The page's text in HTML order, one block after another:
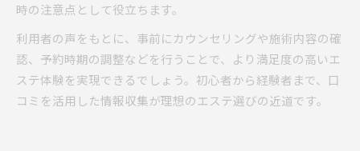
時の注意点として役立ちます。
利用者の声をもとに、事前にカウンセリングや施術内容の確
認、予約時期の調整などを行うことで、より満足度の高いエ
ステ体験を実現できるでしょう。初心者から経験者まで、口
コミを活用した情報収集が理想のエステ選びの近道です。